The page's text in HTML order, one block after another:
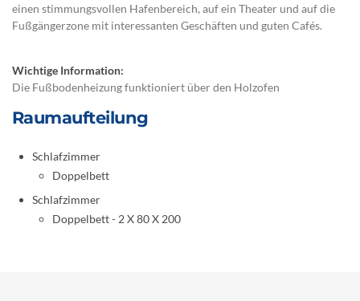
einen stimmungsvollen Hafenbereich, auf ein Theater und auf die
Fußgängerzone mit interessanten Geschäften und guten Cafés.
Wichtige Information:
Die Fußbodenheizung funktioniert über den Holzofen
Raumaufteilung
Schlafzimmer
Doppelbett
Schlafzimmer
Doppelbett - 2 X 80 X 200